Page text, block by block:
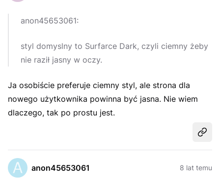
anon45653061:
styl domyslny to Surfarce Dark, czyli ciemny żeby
nie raził jasny w oczy.
Ja osobiście preferuje ciemny styl, ale strona dla
nowego użytkownika powinna być jasna. Nie wiem
dlaczego, tak po prostu jest.
anon45653061 8 lat temu